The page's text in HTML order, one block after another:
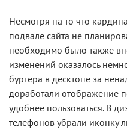
Несмотря на то что
подвале сайта не
необходимо было также
изменений оказалось
бургера в десктопе за
доработали отображение
удобнее пользоваться. В
телефонов убрали иконку